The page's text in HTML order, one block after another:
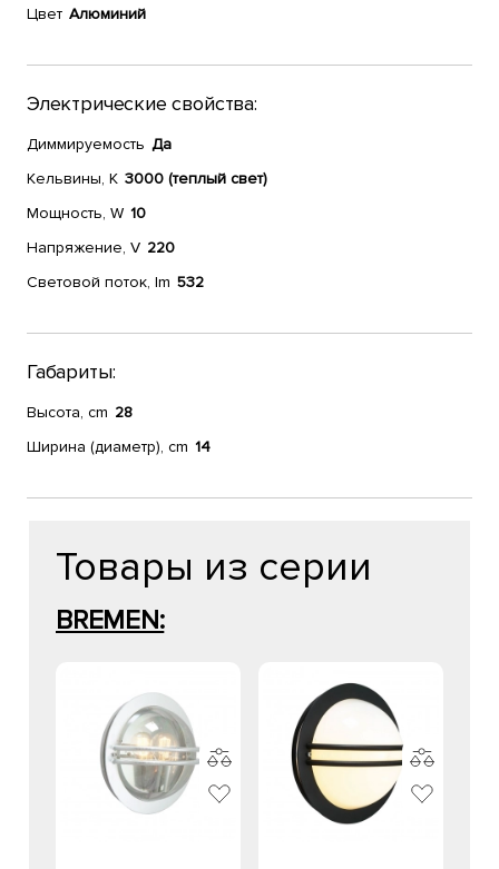
Цвет Алюминий
Электрические свойства:
Диммируемость Да
Кельвины, К 3000 (теплый свет)
Мощность, W 10
Напряжение, V 220
Световой поток, lm 532
Габариты:
Высота, cm 28
Ширина (диаметр), cm 14
Товары из серии
BREMEN: